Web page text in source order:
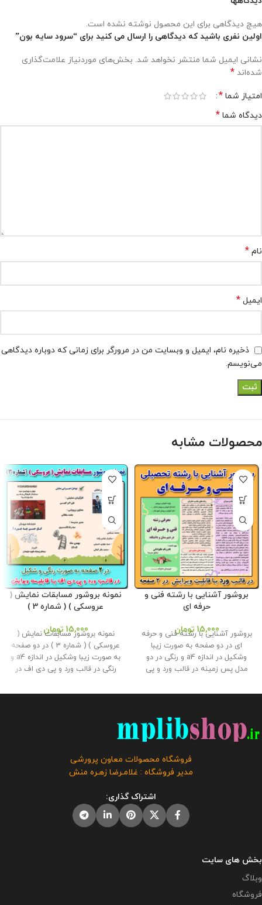
هیچ دیدگاهی برای این محصول نوشته نشده است.
اولین نفری باشید که دیدگاهی را ارسال می کنید برای “سرود سایه بون”
نشانی ایمیل شما منتشر نخواهد شد. بخش‌های موردنیاز علامت‌گذاری
شده‌اند *
امتیاز شما *
دیدگاه شما *
نام *
ایمیل *
ذخیره نام، ایمیل و وبسایت من در مرورگر برای زمانی که دوباره دیدگاهی
می‌نویسم.
محصولات مشابه
بروشور آشنایی با رشته فنی و
حرفه ای
15,000 تومان
بروشور آشنایی با رشته فنی و حرفه
ای در دو صفحه به صورت زیبا
وشکیل در اندازه a4 و رنگی در دو
مدل پس زمینه در قالب ورد و پی
طراحی و تولید گردید . حجم فایل :
به فروشگاه و وبلاگ معاون پرورشی
متعلق می باشد و فروش و انتشار
این محصول به هر نحوی مورد
باشد.
نمونه بروشور مسابقات نمایش (
عروسکی ) ( شماره 3 )
15,000 تومان
نمونه بروشور مسابقات نمایش (
عروسکی ) ( شماره 3 ) در دو صفحه
به صورت زیبا وشکیل در اندازه a4 و
رنگی در قالب ورد و پی دی اف در
گردید . از این نمونه بروشور همکاران
2.5مگابایت
متعلق می باشد و فروش و انتشار
این محصول به هر نحوی مورد
فروشگاه محصولات معاون پرورشی
مدیر فروشگاه : غلامـرضا زهـره منش
اشتراک گذاری:
بخش های سایت
وبلاگ
فروشگاه